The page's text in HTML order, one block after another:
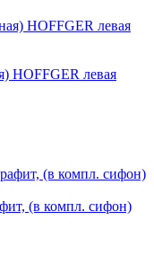
HOFFGER левая
(в компл. сифон)